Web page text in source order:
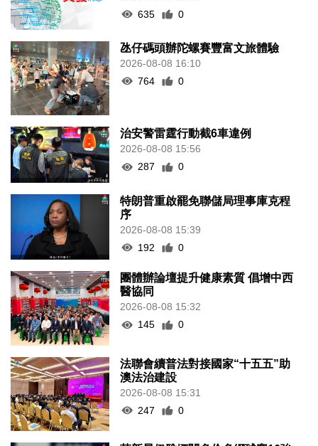
635
0
氹仔碼頭辦陀螺賽豐富文旅體驗
2026-08-08 16:10
764
0
治安警雷霆行動截6車違例
2026-08-08 15:56
287
0
特朗普重啟罷免聯儲局理事庫克程
序
2026-08-08 15:39
192
0
團體辦論壇提升健康素質 倡增中西
醫協同
2026-08-08 15:32
145
0
法聯會續普法對接國家“十五五”助
澳法治建設
2026-08-08 15:31
247
0